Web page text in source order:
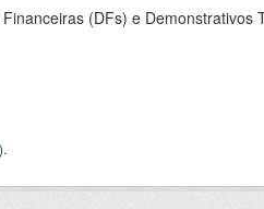
(DFs) e Demonstrativos